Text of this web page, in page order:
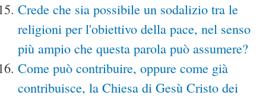
Crede che sia possibile un sodalizio tra le
religioni per l'obiettivo della pace, nel senso
più ampio che questa parola può assumere?
Come può contribuire, oppure come già
contribuisce, la Chiesa di Gesù Cristo dei